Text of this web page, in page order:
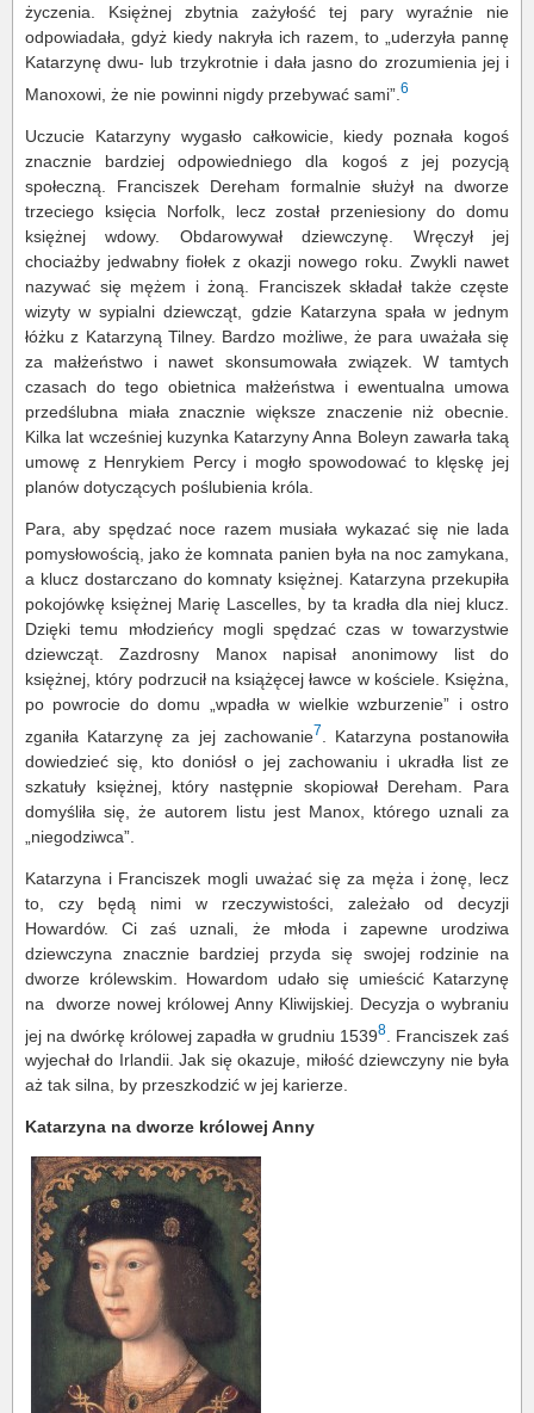
życzenia. Księżnej zbytnia zażyłość tej pary wyraźnie nie
odpowiadała, gdyż kiedy nakryła ich razem, to „uderzyła pannę
Katarzynę dwu- lub trzykrotnie i dała jasno do zrozumienia jej i
Manoxowi, że nie powinni nigdy przebywać sami”. 6
Uczucie Katarzyny wygasło całkowicie, kiedy poznała kogoś
znacznie bardziej odpowiedniego dla kogoś z jej pozycją
społeczną. Franciszek Dereham formalnie służył na dworze
trzeciego księcia Norfolk, lecz został przeniesiony do domu
księżnej wdowy. Obdarowywał dziewczynę. Wręczył jej
chociażby jedwabny fiołek z okazji nowego roku. Zwykli nawet
nazywać się mężem i żoną. Franciszek składał także częste
wizyty w sypialni dziewcząt, gdzie Katarzyna spała w jednym
łóżku z Katarzyną Tilney. Bardzo możliwe, że para uważała się
za małżeństwo i nawet skonsumowała związek. W tamtych
czasach do tego obietnica małżeństwa i ewentualna umowa
przedślubna miała znacznie większe znaczenie niż obecnie.
Kilka lat wcześniej kuzynka Katarzyny Anna Boleyn zawarła taką
umowę z Henrykiem Percy i mogło spowodować to klęskę jej
planów dotyczących poślubienia króla.
Para, aby spędzać noce razem musiała wykazać się nie lada
pomysłowością, jako że komnata panien była na noc zamykana,
a klucz dostarczano do komnaty księżnej. Katarzyna przekupiła
pokojówkę księżnej Marię Lascelles, by ta kradła dla niej klucz.
Dzięki temu młodzieńcy mogli spędzać czas w towarzystwie
dziewcząt. Zazdrosny Manox napisał anonimowy list do
księżnej, który podrzucił na książęcej ławce w kościele. Księżna,
po powrocie do domu „wpadła w wielkie wzburzenie” i ostro
zganiła Katarzynę za jej zachowanie7
. Katarzyna postanowiła
dowiedzieć się, kto doniósł o jej zachowaniu i ukradła list ze
szkatuły księżnej, który następnie skopiował Dereham. Para
domyśliła się, że autorem listu jest Manox, którego uznali za
„niegodziwca”.
Katarzyna i Franciszek mogli uważać się za męża i żonę, lecz
to, czy będą nimi w rzeczywistości, zależało od decyzji
Howardów. Ci zaś uznali, że młoda i zapewne urodziwa
dziewczyna znacznie bardziej przyda się swojej rodzinie na
dworze królewskim. Howardom udało się umieścić Katarzynę
na dworze nowej królowej Anny Kliwijskiej. Decyzja o wybraniu
jej na dwórkę królowej zapadła w grudniu 15398
. Franciszek zaś
wyjechał do Irlandii. Jak się okazuje, miłość dziewczyny nie była
aż tak silna, by przeszkodzić w jej karierze.
Katarzyna na dworze królowej Anny